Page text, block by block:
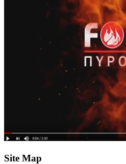
Site Map